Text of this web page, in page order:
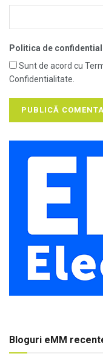
Politica de
Sunt de acord cu
Confidentialitate.
Bloguri eMM